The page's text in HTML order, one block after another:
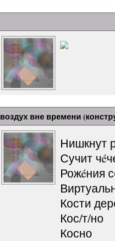
воздух вне времени
Нишкнут
Сучит
Рожéния
Кости
Кос/т/но
Косно